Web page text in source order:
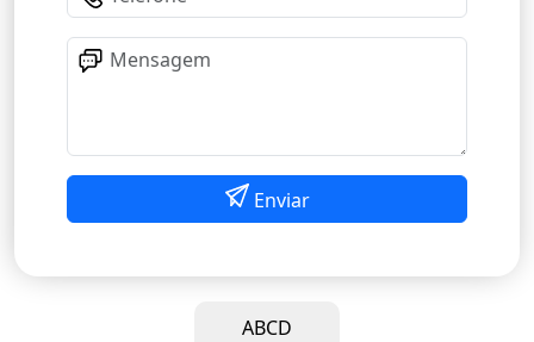
Enviar
ABCD